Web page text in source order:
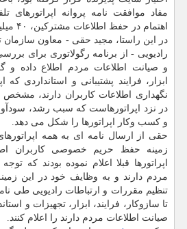
مفاد موافقت نامه پروانه اپراتورهای
اهتمام در حفظ اطلاعات مشتركین، ۴۰ میلیارد ریال جریمه شوند.
در این راستا، مجید حقی - معاون سازمان
رادیویی - از برنامه رگولاتوری برای
و صیانت اطلاعات مردم اطلاع داده و
ابزار، فرایند پشتیبانی و استانداردی
نگهداری اطلاعات كاربران دارند،
در نزد اپراتورهاست كه سبب رشد،
و كسب وكار اپراتورها را شكل می دهد.
حقی از ارسال نامه ای به همه
زمینه حفظ حریم خصوصی كاربران
اپراتورها قبلا اعلام نموده بودند كه
مردم دارند و به وظایف خود در این
تنظیم مقررات و ارتباطات رادیویی طی
تا سازوكار، فرایند، ابزار، تجهیزات و
صیانت اطلاعات مردم دارند را اعلام كنند.